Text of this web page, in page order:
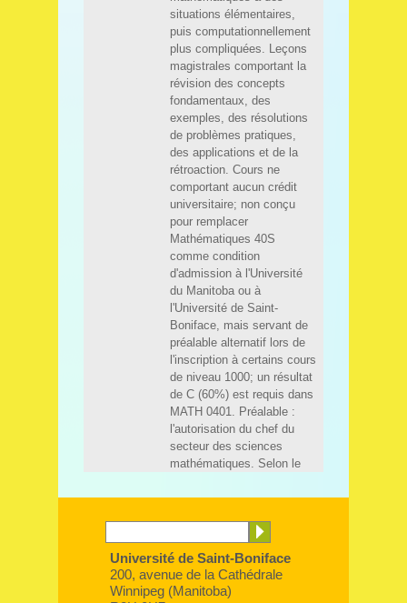
Université de Saint-Boniface
200, avenue de la Cathédrale
Winnipeg (Manitoba)